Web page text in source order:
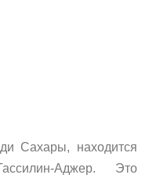
Сахары, находится
Аджер. Это